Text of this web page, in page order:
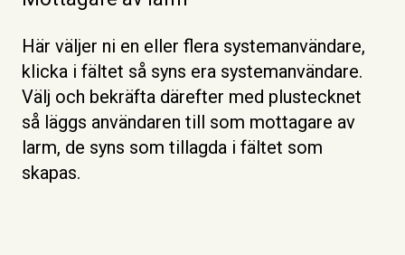
Här väljer ni en eller flera systemanvändare,
klicka i fältet så syns era systemanvändare.
Välj och bekräfta därefter med plustecknet
så läggs användaren till som mottagare av
larm, de syns som tillagda i fältet som
skapas.